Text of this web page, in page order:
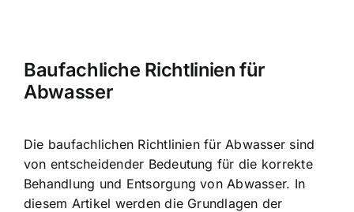
Baufachliche Richtlinien für
Abwasser
Die baufachlichen Richtlinien für Abwasser sind
von entscheidender Bedeutung für die korrekte
Behandlung und Entsorgung von Abwasser. In
diesem Artikel werden die Grundlagen der